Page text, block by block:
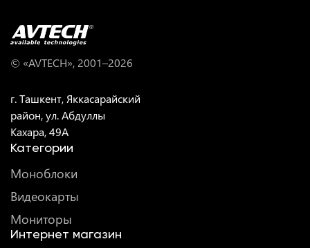
© «AVTECH», 2001–2026
г. Ташкент, Яккасарайский
район, ул. Абдуллы
Кахара, 49A
Категории
Моноблоки
Видеокарты
Мониторы
Интернет магазин